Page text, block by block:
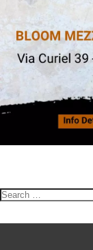
Search